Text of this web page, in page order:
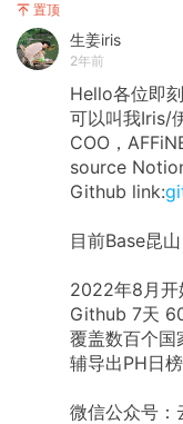
置顶
生姜iris
2年前
Hello各位即
可以叫我Iris/
COO，
source
Github link:
目前Base昆
2022年8月开
Github 7天
覆盖数百个国
辅导出PH日
微信公众号：